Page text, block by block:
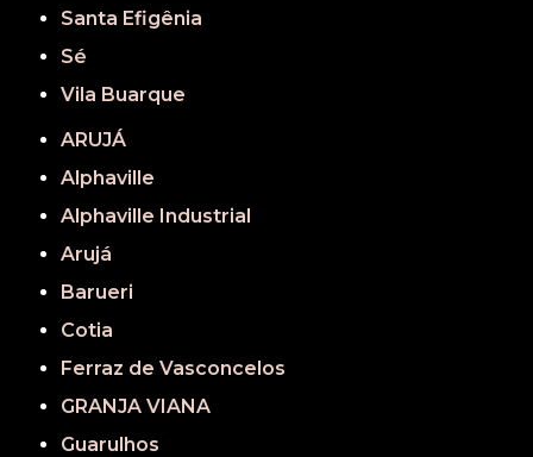
Santa Efigênia
Sé
Vila Buarque
ARUJÁ
Alphaville
Alphaville Industrial
Arujá
Barueri
Cotia
Ferraz de Vasconcelos
GRANJA VIANA
Guarulhos